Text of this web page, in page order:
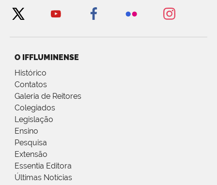
O IFFLUMINENSE
Histórico
Contatos
Galeria de Reitores
Colegiados
Legislação
Ensino
Pesquisa
Extensão
Essentia Editora
Últimas Notícias